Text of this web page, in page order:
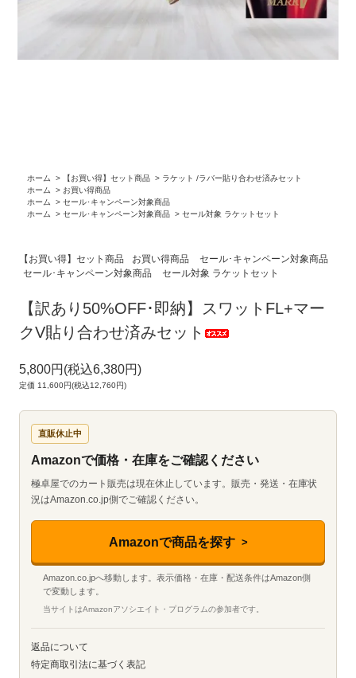
ホーム > 【お買い得】セット商品 > ラケット /ラバー貼り合わせ済みセット
ホーム
> お買い得商品
ホーム
> セール･キャンペーン対象商品
ホーム
> セール･キャンペーン対象商品 > セール対象 ラケットセット
【お買い得】セット商品 お買い得商品
セール･キャンペーン対象商品
セール･キャンペーン対象商品
セール対象 ラケットセット
【訳あり50%OFF･即納】スワットFL+マー
クV貼り合わせ済みセット
5,800円(税込6,380円)
定価 11,600円(税込12,760円)
直販休止中
Amazonで価格・在庫をご確認ください
極卓屋でのカート販売は現在休止しています。販売・発送・在庫状
況はAmazon.co.jp側でご確認ください。
Amazonで商品を探す
Amazon.co.jpへ移動します。表示価格・在庫・配送条件はAmazon側
で変動します。
当サイトはAmazonアソシエイト・プログラムの参加者です。
返品について
特定商取引法に基づく表記